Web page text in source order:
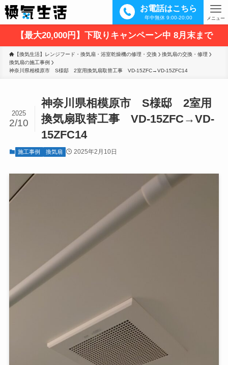
お電話はこちら
年中無休 9:00-20:00 メニュー
【最大20,000円】下取りキャンペーン中 8月末まで
【換気生活】レンジフード・換気扇・浴室乾燥機の修理・交換
換気扇の交換・修理
換気扇の施工事例
神奈川県相模原市　S様邸　2室用換気扇取替工事　VD-15ZFC→VD-15ZFC14
神奈川県相模原市 S様邸 2室用
換気扇取替工事 VD-15ZFC→VD-
15ZFC14
2025
2/10
施工事例 換気扇 2025年2月10日